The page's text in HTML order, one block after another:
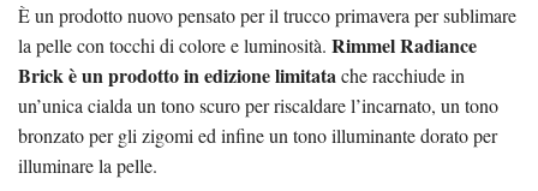
È un prodotto nuovo pensato per il trucco primavera per sublimare
la pelle con tocchi di colore e luminosità. Rimmel Radiance
Brick è un prodotto in edizione limitatache racchiude in
un’unica cialda un tono scuro per riscaldare l’incarnato, un tono
bronzato per gli zigomi ed infine un tono illuminante dorato per
illuminare la pelle.